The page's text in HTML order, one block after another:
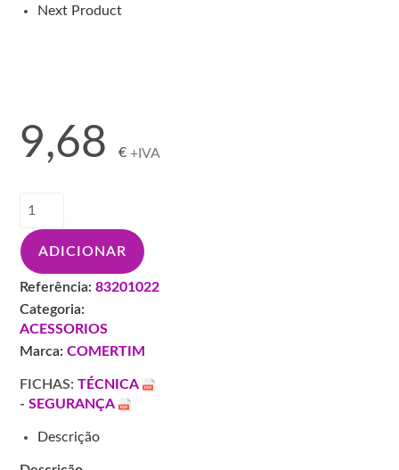
Next Product
9,68€ +IVA
TOMADA
AR
LUDECKE
(MANGUEIRA)
ADICIONAR
Referência: 83201022
Categoria:
ACESSORIOS
Marca: COMERTIM
FICHAS:TÉCNICA
-SEGURANÇA
Descrição